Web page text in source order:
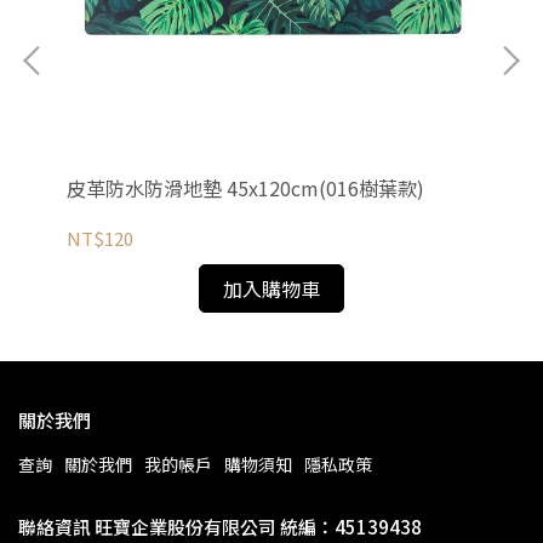
皮革防水防滑地墊 45x120cm(016樹葉款)
NT$120
加入購物車
關於我們
查詢 關於我們 我的帳戶 購物須知 隱私政策
聯絡資訊 旺寶企業股份有限公司 統編：45139438